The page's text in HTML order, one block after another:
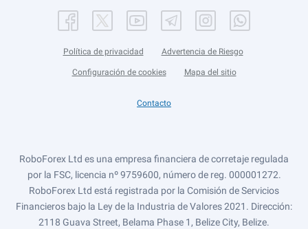
Política de privacidad Advertencia de Riesgo
Configuración de cookies Mapa del sitio
Contacto
RoboForex Ltd es una empresa financiera de corretaje regulada
por la FSC, licencia nº 9759600, número de reg. 000001272.
RoboForex Ltd está registrada por la Comisión de Servicios
Financieros bajo la Ley de la Industria de Valores 2021. Dirección:
2118 Guava Street, Belama Phase 1, Belize City, Belize.